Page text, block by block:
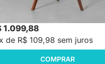
1.099,88
de R$ 109,98 sem juros
COMPRAR